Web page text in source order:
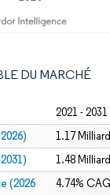
DU MARCHÉ
2021 - 2031
1.17
1.48
(2026
4.74%